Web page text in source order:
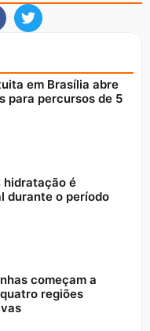
em Brasília abre
para percursos de 5
hidratação é
durante o período
começam a
regiões